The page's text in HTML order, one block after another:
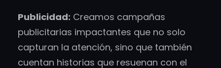
Publicidad: Creamos campañas
publicitarias impactantes que no solo
capturan la atención, sino que también
cuentan historias que resuenan con el